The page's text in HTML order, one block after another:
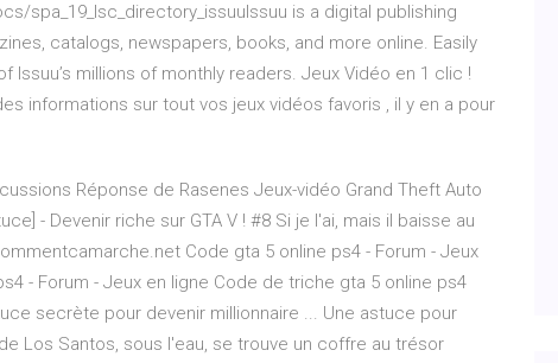
spa_19_lsc_directory_issuuIssuu is a digital publishing
catalogs, newspapers, books, and more online. Easily
Issuu’s millions of monthly readers. Jeux Vidéo en 1 clic !
informations sur tout vos jeux vidéos favoris , il y en a pour
Réponse de Rasenes Jeux-vidéo Grand Theft Auto
- Devenir riche sur GTA V ! #8 Si je l'ai, mais il baisse au
Code gta 5 online ps4 - Forum - Jeux
- Forum - Jeux en ligne Code de triche gta 5 online ps4
secrète pour devenir millionnaire ... Une astuce pour
Los Santos, sous l'eau, se trouve un coffre au trésor